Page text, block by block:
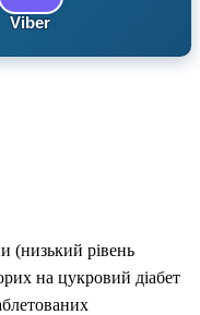
Viber
(низький рівень
на цукровий діабет